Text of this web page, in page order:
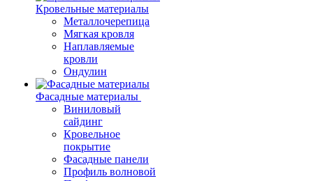
Кровельные материалы
Металлочерепица
Мягкая кровля
Наплавляемые
кровли
Ондулин
Фасадные материалы
Виниловый
сайдинг
Кровельное
покрытие
Фасадные панели
Профиль волновой